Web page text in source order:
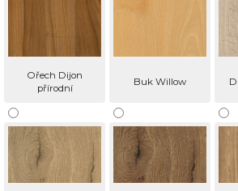
Ořech Dijon
přírodní
Buk Willow